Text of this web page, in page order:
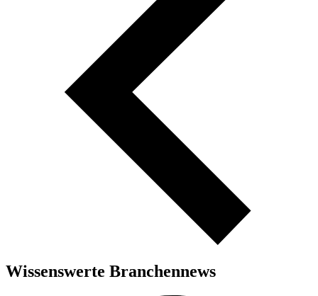
Wissenswerte Branchennews